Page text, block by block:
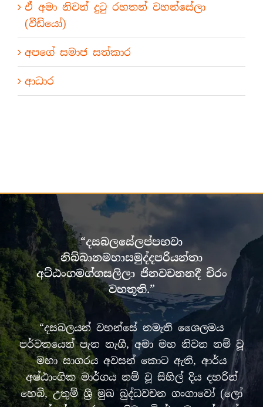
ඒ අමා නිවන් දුටු රහතන් වහන්සේලා
(වීඩියෝ)
අපගේ සමාජ සත්කාර
ආධාර
“දසබලසේලප්පභවා
නිබ්බානමහාසමුද්දපරියන්තා
අට්ඨංගමග්ගසලිලා ජිනවචනනදී චිරං
වහතූති.”
“දසබලයන් වහන්සේ නමැති ශෛලමය
පර්වතයෙන් පැන නැගී, අමා මහ නිවන නම් වූ
මහා සාගරය අවසන් කොට ඇති, ආර්ය
අෂ්ඨාංගික මාර්ගය නම් වූ සිහිල් දිය දහරින්
හෙබි, උතුම් ශ්‍රී මුඛ බුද්ධවචන ගංගාවෝ (ලෝ